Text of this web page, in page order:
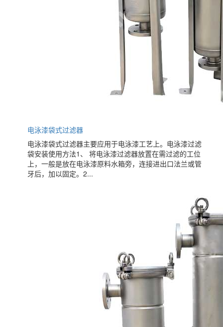
电泳漆袋式过滤器
电泳漆袋式过滤器主要应用于电泳漆工艺上。电泳漆过滤
袋安装使用方法1、 将电泳漆过滤器放置在需过滤的工位
上，一般是放在电泳漆原料水箱旁，连接进出口法兰或管
牙后，加以固定。2...